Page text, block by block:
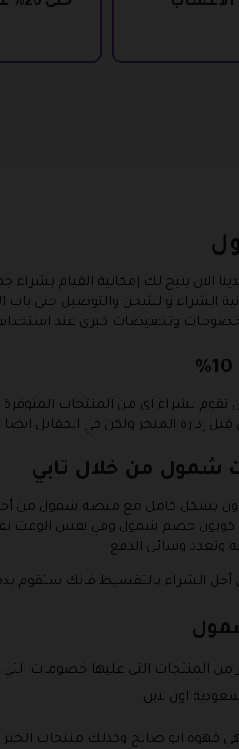
الان يتيح لك إمكانية القيام
الشراء والشحن والتوصيل حتى
وتخفيضات كبرى عند استخدام
إدارة المتجر ولكن في المقابل ايضا
شمول من خلال تابي
بشكل كامل مع منصة شمول من
خصم شمول وفي نفس الوقت
وتعدد وسائل الدفع .
أجل الشراء بالتقسيط فانك ستقوم
من المنتجات التي عليها خصومات
اون لاين .
هي قهوه ابو صالح وكذلك منتجات